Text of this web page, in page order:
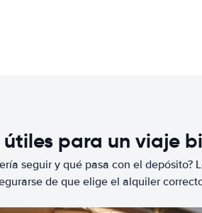
útiles para un viaje
seguir y qué pasa con el
de que elige el alquiler